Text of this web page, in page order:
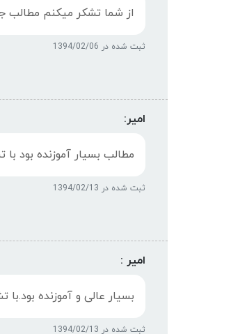
از شما تشکر میکنم مطالب
ثبت شده در 1394/02/06
امیر:
مطالب بسیار آموزنده بود با
ثبت شده در 1394/02/13
امیر :
بسیار عالی و آموزنده بود.با
ثبت شده در 1394/02/13